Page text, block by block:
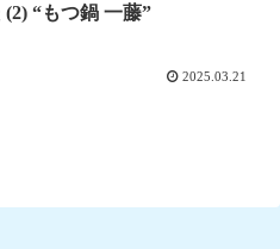
(2) “もつ鍋 一藤”
2025.03.21